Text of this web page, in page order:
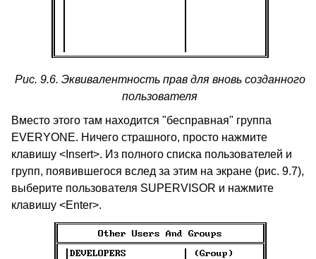
Рис. 9.6. Эквивалентность прав для вновь созданного
пользователя
Вместо этого там находится "бесправная" группа
EVERYONE. Ничего страшного, просто нажмите
клавишу <Insert>. Из полного списка пользователей и
групп, появившегося вслед за этим на экране (рис. 9.7),
выберите пользователя SUPERVISOR и нажмите
клавишу <Enter>.